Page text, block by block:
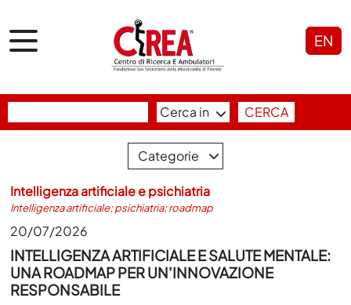
EN
Cerca in CERCA
Categorie
Intelligenza artificiale e psichiatria
Intelligenza artificiale; psichiatria; roadmap
20/07/2026
INTELLIGENZA ARTIFICIALE E SALUTE MENTALE:
UNA ROADMAP PER UN'INNOVAZIONE
RESPONSABILE